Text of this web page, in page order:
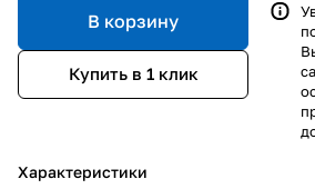
В корзину
Купить в 1 клик
Характеристики